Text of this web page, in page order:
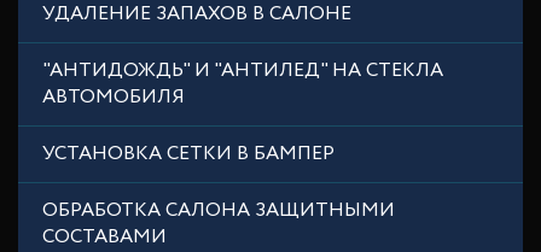
УДАЛЕНИЕ ЗАПАХОВ В САЛОНЕ
"АНТИДОЖДЬ" И "АНТИЛЕД" НА СТЕКЛА
АВТОМОБИЛЯ
УСТАНОВКА СЕТКИ В БАМПЕР
ОБРАБОТКА САЛОНА ЗАЩИТНЫМИ
СОСТАВАМИ